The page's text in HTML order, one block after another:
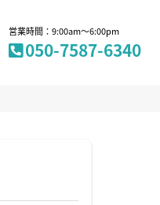
営業時間：9:00am～6:00pm
050-7587-6340